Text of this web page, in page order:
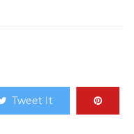
Tweet It